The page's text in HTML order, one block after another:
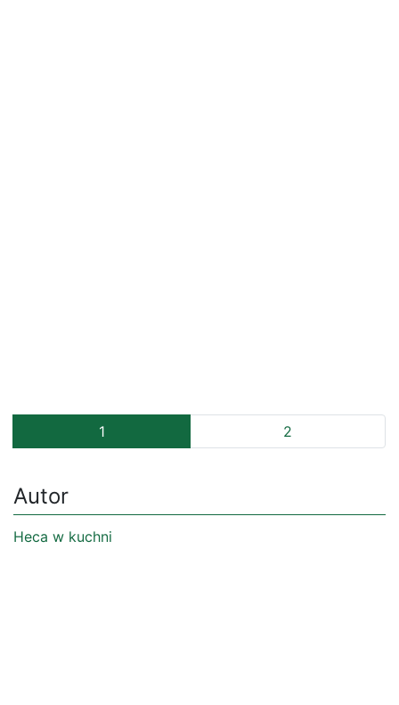
1 2
Autor
Heca w kuchni